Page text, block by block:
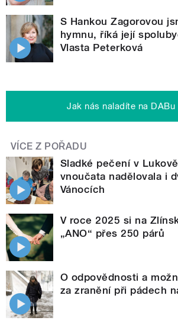
S Hankou Zagorovou
hymnu, říká její
Vlasta Peterková
Jak nás naladíte na DABu
VÍCE Z POŘADU
Sladké pečení v
vnoučata nadělovala i
Vánocích
V roce 2025 si na
„ANO“ přes 250 párů
O odpovědnosti a
za zranění při pádech